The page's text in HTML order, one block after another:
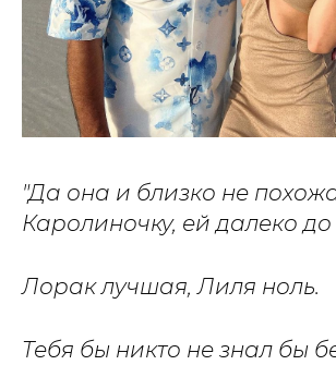
"Да она и близко не
Каролиночку, ей далеко до
Лорак лучшая, Лиля ноль.
Тебя бы никто не знал бы